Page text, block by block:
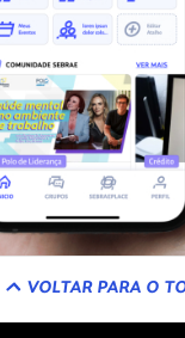
VOLTAR PARA O